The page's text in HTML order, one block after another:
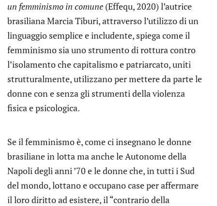
un femminismo in comune (Effequ, 2020) l’autrice
brasiliana Marcia Tiburi, attraverso l’utilizzo di un
linguaggio semplice e includente, spiega come il
femminismo sia uno strumento di rottura contro
l’isolamento che capitalismo e patriarcato, uniti
strutturalmente, utilizzano per mettere da parte le
donne con e senza gli strumenti della violenza
fisica e psicologica.
Se il femminismo è, come ci insegnano le donne
brasiliane in lotta ma anche le Autonome della
Napoli degli anni ’70 e le donne che, in tutti i Sud
del mondo, lottano e occupano case per affermare
il loro diritto ad esistere, il “contrario della